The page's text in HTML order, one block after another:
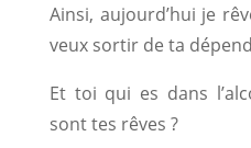
Ainsi, aujourd’hui je
veux sortir de ta
Et toi qui es dans
sont tes rêves ?